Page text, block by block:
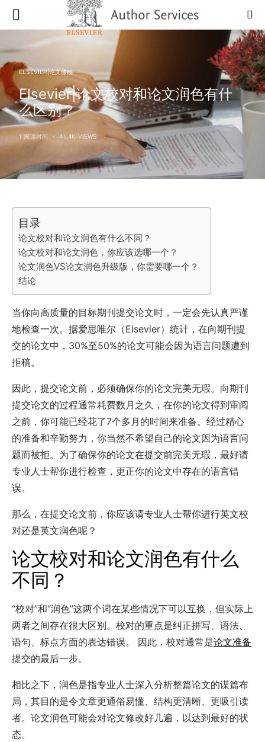
ELSEVIER|论文修改
Elsevier|论文校对和论文润色有什
么区别？
1 阅读时间 41.4K VIEWS
目录
论文校对和论文润色有什么不同？
论文校对和论文润色，你应该选哪一个？
论文润色VS论文润色升级版，你需要哪一个？
结论
当你向高质量的目标期刊提交论文时，一定会先认真严谨
地检查一次。据爱思唯尔（Elsevier）统计，在向期刊提
交的论文中，30%至50%的论文可能会因为语言问题遭到
拒稿。
因此，提交论文前，必须确保你的论文完美无瑕。向期刊
提交论文的过程通常耗费数月之久，在你的论文得到审阅
之前，你可能已经花了7个多月的时间来准备。经过精心
的准备和辛勤努力，你当然不希望自己的论文因为语言问
题而被拒。为了确保你的论文在提交前完美无瑕，最好请
专业人士帮你进行检查，更正你的论文中存在的语言错
误。
那么，在提交论文前，你应该请专业人士帮你进行英文校
对还是英文润色呢？
论文校对和论文润色有什么
不同？
“校对”和“润色”这两个词在某些情况下可以互换，但实际上
两者之间存在很大区别。校对的重点是纠正拼写、语法、
语句、标点方面的表达错误。 因此，校对通常是论文准备
提交的最后一步。
相比之下，润色是指专业人士深入分析整篇论文的谋篇布
局，其目的是令文章更通俗易懂、结构更清晰、更吸引读
者。论文润色可能会对论文修改好几遍，以达到最好的状
态。